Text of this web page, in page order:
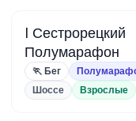
I Сестрорецкий
Полумарафон
🏃 Бег
Шоссе
Взрослые